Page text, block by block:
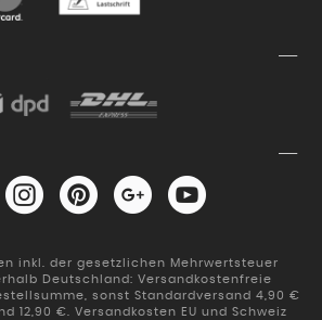
inkl. der gesetzlichen Mehrwertsteuer
Deutschland: Versandkostenfreie
sonst Standardversand 4,90 €
12,90 €. Versandkosten EU und Schweiz